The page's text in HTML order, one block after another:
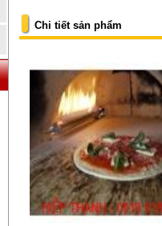
Chi tiết sản phẩm